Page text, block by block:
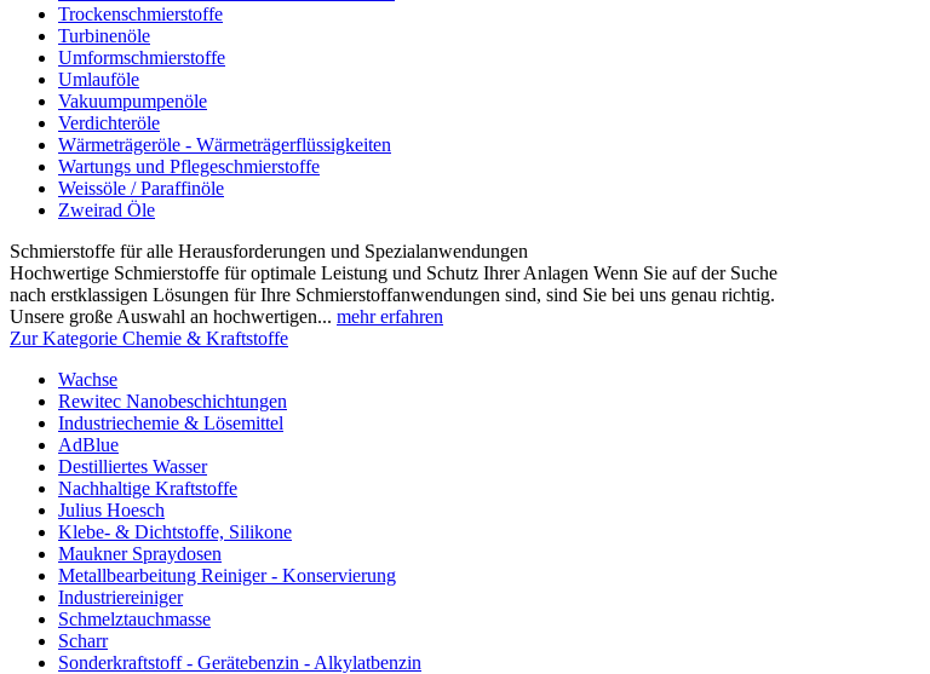
Trockenschmierstoffe
Turbinenöle
Umformschmierstoffe
Umlauföle
Vakuumpumpenöle
Verdichteröle
Wärmeträgeröle - Wärmeträgerflüssigkeiten
Wartungs und Pflegeschmierstoffe
Weissöle / Paraffinöle
Zweirad Öle
Schmierstoffe für alle Herausforderungen und Spezialanwendungen
Hochwertige Schmierstoffe für optimale Leistung und Schutz Ihrer Anlagen Wenn Sie auf der Suche
nach erstklassigen Lösungen für Ihre Schmierstoffanwendungen sind, sind Sie bei uns genau richtig.
Unsere große Auswahl an hochwertigen... mehr erfahren
Zur Kategorie Chemie & Kraftstoffe
Wachse
Rewitec Nanobeschichtungen
Industriechemie & Lösemittel
AdBlue
Destilliertes Wasser
Nachhaltige Kraftstoffe
Julius Hoesch
Klebe- & Dichtstoffe, Silikone
Maukner Spraydosen
Metallbearbeitung Reiniger - Konservierung
Industriereiniger
Schmelztauchmasse
Scharr
Sonderkraftstoff - Gerätebenzin - Alkylatbenzin